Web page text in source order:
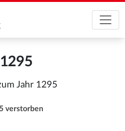
1295
Jahr 1295
verstorben